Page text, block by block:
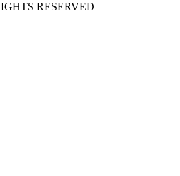
RESERVED